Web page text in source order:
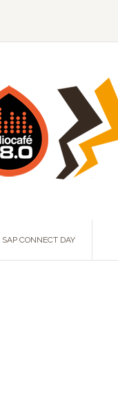
SAP CONNECT DAY